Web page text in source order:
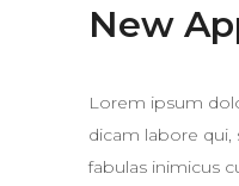
New
Lorem ipsum
dicam labore qui,
fabulas inimicus